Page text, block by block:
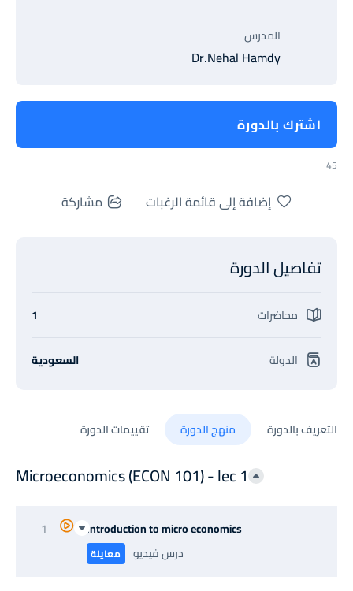
التعريف بالدورة منهج الدورة تقييمات الدورة
Microeconomics (ECON 101) - lec 1
1 Introduction to micro economics
معاينة درس فيديو
المدرس
Dr.Nehal Hamdy
اشترك بالدورة
45
إضافة إلى قائمة الرغبات مشاركة
تفاصيل الدورة
محاضرات 1
الدولة السعودية